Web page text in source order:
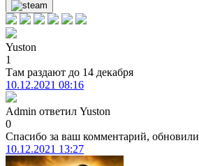
Yuston
1
Там раздают до 14 декабря
10.12.2021 08:16
Admin ответил Yuston
0
Спасибо за ваш комментарий, обновили
10.12.2021 13:27